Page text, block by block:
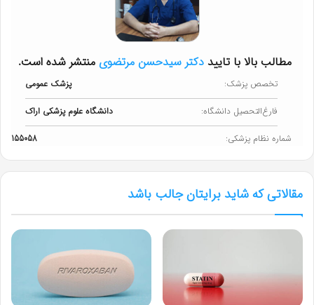
مطالب بالا با تایید دکتر سیدحسن مرتضوی منتشر شده است.
تخصص پزشک: پزشک عمومی
فارغ‌التحصیل دانشگاه: دانشگاه علوم پزشکی اراک
شماره نظام پزشکی: 155058
مقالاتی که شاید برایتان جالب باشد